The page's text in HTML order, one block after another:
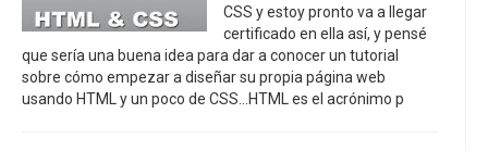
CSS y estoy pronto va a llegar
certificado en ella así, y pensé
que sería una buena idea para dar a conocer un tutorial
sobre cómo empezar a diseñar su propia página web
usando HTML y un poco de CSS...HTML es el acrónimo p